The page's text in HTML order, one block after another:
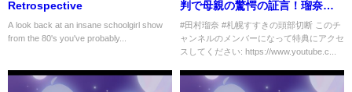
Retrospective
A look back at an insane schoolgirl show
from the 80's you've probably...
判で母親の驚愕の証言！瑠奈は5
人いた！私はナイフで脅され
た！何故ゴミ屋敷になったの
か！父親の修は首を絞められ
た！
#田村瑠奈 #札幌すすきの頭部切断 このチ
ャンネルのメンバーになって特典にアクセ
スしてください: https://www.youtube.c...